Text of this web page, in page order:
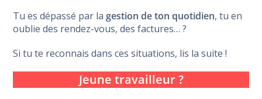
Tu es dépassé par lagestion de ton quotidien, tu en
oublie des rendez-vous, des factures… ?
Si tu te reconnais dans ces situations, lis la suite !
Jeune travailleur ?